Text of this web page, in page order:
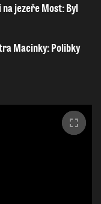
jezeře Most: Byl
Macinky: Polibky